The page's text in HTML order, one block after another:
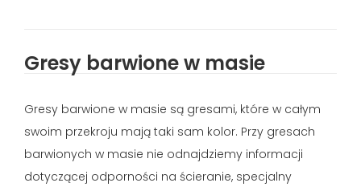
Gresy barwione w masie
Gresy barwione w masie są gresami, które w całym
swoim przekroju mają taki sam kolor. Przy gresach
barwionych w masie nie odnajdziemy informacji
dotyczącej odporności na ścieranie, specjalny